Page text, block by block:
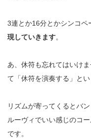
3連とか16分とかシンコペ
現していきます。
あ、休符も忘れてはいけ
て「休符を演奏する」とい
リズムが寄ってくるとバ
ルーヴィでいい感じのコ
です。